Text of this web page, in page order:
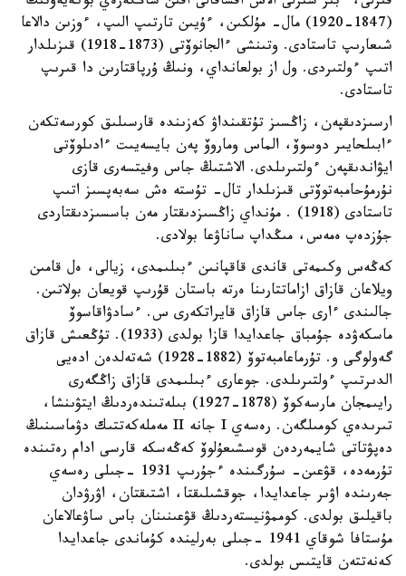
(1847-1920) مال- مۇلكىن، ءۇيىن تارتىپ الىپ، ءوزىن دالاعا
شىعارىپ تاستادى. وتىنشى ءالجانوۆتى (1873-1918) قىزىلدار
اتىپ ءولتىردى. ول از بولعانداي، ونىڭ ۇرپاقتارىن دا قىرىپ
تاستادى.
ارسىزدىقپەن، زاڭسىز تۇتقىنداۋ كەزىندە قارسىلىق كورسەتكەن
ءابىلحايىر دوسوۆ، الماس وماروۆ پەن بايسەيىت ءادىلوۆتى
ايۋاندىقپەن ءولتىرىلدى. الاشتىڭ جاس وفيتسەرى قازى
نۇرمۇحامبەتوۆتى قىزىلدار تال- تۇستە ەش سەبەپسىز اتىپ
تاستادى (1918) . مۇنداي زاڭسىزدىقتار مەن باسسىزدىقتاردى
جۇزدەپ ەمەس، مىڭداپ ساناۋعا بولادى.
كەڭەس وكىمەتى قاندى قاقپانىن ءبىلىمدى، زيالى، ەل قامىن
ويلاعان قازاق ازاماتتارىنا ەرتە باستان قۇرىپ قويعان بولاتىن.
جالىندى ءارى جاس قازاق قايراتكەرى س. ءسادۋاقاسوۆ
ماسكەۋدە جۇمباق جاعدايدا قازا بولدى (1933). تۇڭعىش قازاق
گەولوگى و. تۇرماعامبەتوۆ (1882-1928) شەتەلدەن ادەيى
الدىرتىپ ءولتىرىلدى. جوعارى ءبىلىمدى قازاق زاڭگەرى
رايىمجان مارسەكوۆ (1878-1927) بىلەتىندەردىڭ ايتۋىنشا،
تىرىدەي كومىلگەن. رەسەي I جانە II مەملەكەتتىك دۋماسىنىڭ
دەپۋتاتى شايمەردەن قوسشىعۇلوۆ كەڭەسكە قارسى ادام رەتىندە
تۇرمەدە، قۋعىن- سۇرگىندە ءجۇرىپ 1931 -جىلى رەسەي
جەرىندە اۋىر جاعدايدا، جوقشىلىقتا، اشتىقتان، اۋرۋدان
باقيلىق بولدى. كوممۋنيستەردىڭ قۋعىنىنان باس ساۋعالاعان
مۇستافا شوقاي 1941 -جىلى بەرليندە كۇماندى جاعدايدا
كەنەتتەن قايتىس بولدى.